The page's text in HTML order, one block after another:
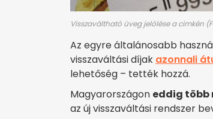
Visszaváltható üveg jelölése a cimkén
Az egyre általánosabb
visszaváltási díjak azonnali
lehetőség – tették hozzá.
Magyarországon eddig több
az új visszaváltási rendszer